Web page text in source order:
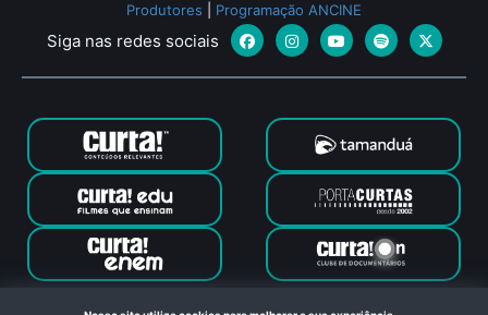
Produtores
Programação ANCINE
Siga nas redes sociais